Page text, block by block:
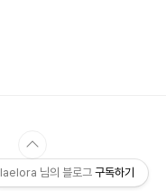
laelora 님의 블로그 구독하기